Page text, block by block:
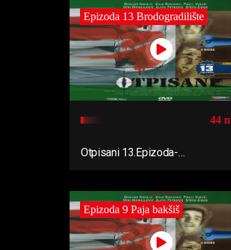
Epizoda 13 Brodogradilište
44
Otpisani 13.Epizoda-
Epizoda 9 Paja bakšiš